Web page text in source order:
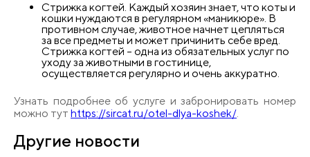
Стрижка когтей. Каждый хозяин знает, что коты и
кошки нуждаются в регулярном «маникюре». В
противном случае, животное начнет цепляться
за все предметы и может причинить себе вред.
Стрижка когтей – одна из обязательных услуг по
уходу за животными в гостинице,
осуществляется регулярно и очень аккуратно.
Узнать подробнее об услуге и забронировать номер
можно тут https://sircat.ru/otel-dlya-koshek/.
Другие новости